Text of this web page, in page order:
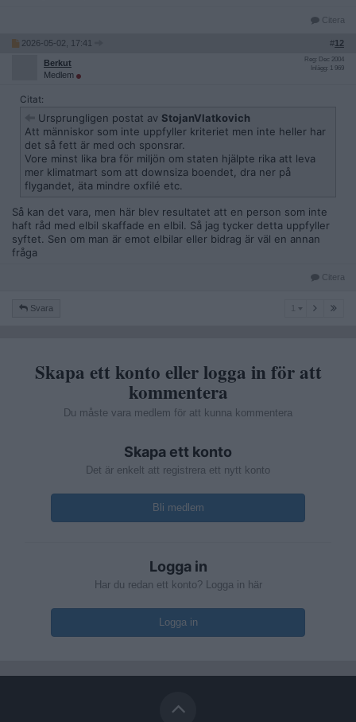
Citera
2026-05-02, 17:41 #12
Berkut
Medlem
Reg: Dec 2004
Inlägg: 1 969
Citat:
Ursprungligen postat av StojanVlatkovich
Att människor som inte uppfyller kriteriet men inte heller har
det så fett är med och sponsrar.
Vore minst lika bra för miljön om staten hjälpte rika att leva
mer klimatmart som att downsiza boendet, dra ner på
flygandet, äta mindre oxfilé etc.
Så kan det vara, men här blev resultatet att en person som inte
haft råd med elbil skaffade en elbil. Så jag tycker detta uppfyller
syftet. Sen om man är emot elbilar eller bidrag är väl en annan
fråga
Citera
Svara
Skapa ett konto eller logga in för att
kommentera
Du måste vara medlem för att kunna kommentera
Skapa ett konto
Det är enkelt att registrera ett nytt konto
Bli medlem
Logga in
Har du redan ett konto? Logga in här
Logga in